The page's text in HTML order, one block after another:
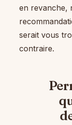
en revanche,
serait vous
contraire.